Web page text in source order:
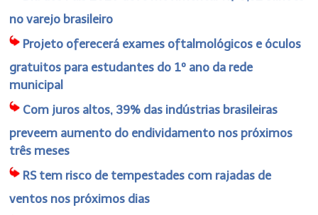
no varejo brasileiro
Projeto oferecerá exames oftalmológicos e óculos
gratuitos para estudantes do 1º ano da rede
municipal
Com juros altos, 39% das indústrias brasileiras
preveem aumento do endividamento nos próximos
três meses
RS tem risco de tempestades com rajadas de
ventos nos próximos dias